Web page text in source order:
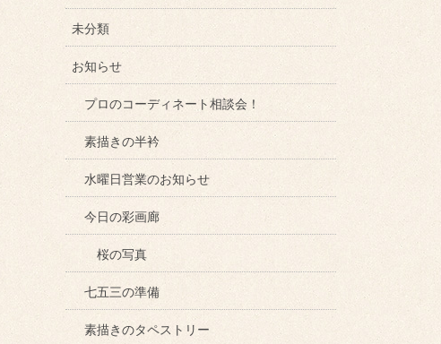
未分類
お知らせ
プロのコーディネート相談会！
素描きの半衿
水曜日営業のお知らせ
今日の彩画廊
桜の写真
七五三の準備
素描きのタペストリー